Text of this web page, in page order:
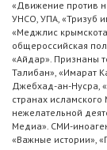
«Движение против
УНСО, УПА, «Тризуб
«Меджлис
общероссийская
«Айдар». Признаны
Талибан», «Имарат
Джебхад-ан-Нусра,
странах
нежелательной
Медиа». СМИ-
«Важные истории»,